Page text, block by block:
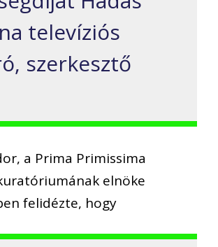
televíziós
szerkesztő
a Prima Primissima
elnöke
felidézte, hogy